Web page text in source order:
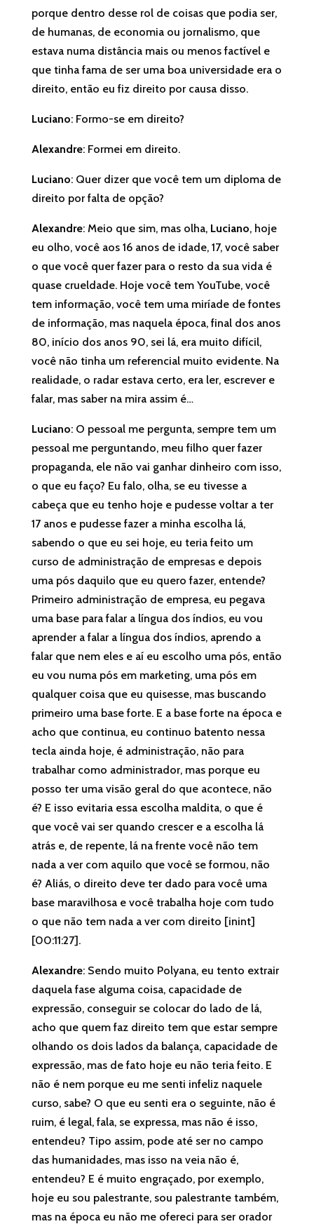
porque dentro desse rol de coisas que podia ser,
de humanas, de economia ou jornalismo, que
estava numa distância mais ou menos factível e
que tinha fama de ser uma boa universidade era o
direito, então eu fiz direito por causa disso.
Luciano: Formo-se em direito?
Alexandre: Formei em direito.
Luciano: Quer dizer que você tem um diploma de
direito por falta de opção?
Alexandre: Meio que sim, mas olha, Luciano, hoje
eu olho, você aos 16 anos de idade, 17, você saber
o que você quer fazer para o resto da sua vida é
quase crueldade. Hoje você tem YouTube, você
tem informação, você tem uma miríade de fontes
de informação, mas naquela época, final dos anos
80, início dos anos 90, sei lá, era muito difícil,
você não tinha um referencial muito evidente. Na
realidade, o radar estava certo, era ler, escrever e
falar, mas saber na mira assim é…
Luciano: O pessoal me pergunta, sempre tem um
pessoal me perguntando, meu filho quer fazer
propaganda, ele não vai ganhar dinheiro com isso,
o que eu faço? Eu falo, olha, se eu tivesse a
cabeça que eu tenho hoje e pudesse voltar a ter
17 anos e pudesse fazer a minha escolha lá,
sabendo o que eu sei hoje, eu teria feito um
curso de administração de empresas e depois
uma pós daquilo que eu quero fazer, entende?
Primeiro administração de empresa, eu pegava
uma base para falar a língua dos índios, eu vou
aprender a falar a língua dos índios, aprendo a
falar que nem eles e aí eu escolho uma pós, então
eu vou numa pós em marketing, uma pós em
qualquer coisa que eu quisesse, mas buscando
primeiro uma base forte. E a base forte na época e
acho que continua, eu continuo batento nessa
tecla ainda hoje, é administração, não para
trabalhar como administrador, mas porque eu
posso ter uma visão geral do que acontece, não
é? E isso evitaria essa escolha maldita, o que é
que você vai ser quando crescer e a escolha lá
atrás e, de repente, lá na frente você não tem
nada a ver com aquilo que você se formou, não
é? Aliás, o direito deve ter dado para você uma
base maravilhosa e você trabalha hoje com tudo
o que não tem nada a ver com direito [inint]
[00:11:27].
Alexandre: Sendo muito Polyana, eu tento extrair
daquela fase alguma coisa, capacidade de
expressão, conseguir se colocar do lado de lá,
acho que quem faz direito tem que estar sempre
olhando os dois lados da balança, capacidade de
expressão, mas de fato hoje eu não teria feito. E
não é nem porque eu me senti infeliz naquele
curso, sabe? O que eu senti era o seguinte, não é
ruim, é legal, fala, se expressa, mas não é isso,
entendeu? Tipo assim, pode até ser no campo
das humanidades, mas isso na veia não é,
entendeu? E é muito engraçado, por exemplo,
hoje eu sou palestrante, sou palestrante também,
mas na época eu não me ofereci para ser orador